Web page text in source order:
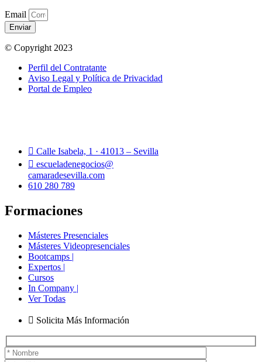
Email
Enviar
© Copyright 2023
Perfil del Contratante
Aviso Legal y Política de Privacidad
Portal de Empleo
Calle Isabela, 1 · 41013 – Sevilla
escueladenegocios@
camaradesevilla.com
610 280 789
Formaciones
Másteres Presenciales
Másteres Videopresenciales
Bootcamps |
Expertos |
Cursos
In Company |
Ver Todas
Solicita Más Información